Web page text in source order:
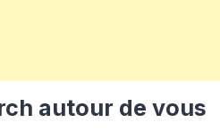
autour de vous